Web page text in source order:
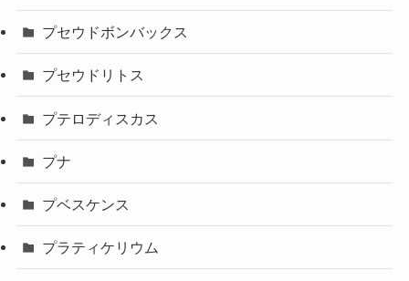
プセウドボンバックス
プセウドリトス
プテロディスカス
プナ
プベスケンス
プラティケリウム